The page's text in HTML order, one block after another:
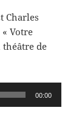
Charles
Votre
théâtre de
00:00